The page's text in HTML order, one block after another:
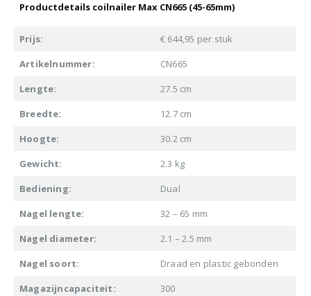
Productdetails coilnailer Max CN665 (45-65mm)
Prijs:
€ 644,95 per stuk
Artikelnummer:
CN665
Lengte:
27.5 cm
Breedte:
12.7 cm
Hoogte:
30.2 cm
Gewicht:
2.3 kg
Bediening:
Dual
Nagel lengte:
32 – 65 mm
Nagel diameter:
2.1 – 2.5 mm
Nagel soort:
Draad en plastic gebonden
Magazijncapaciteit:
300